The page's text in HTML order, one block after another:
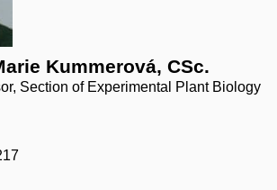
Kummerová, CSc.
Section of Experimental Plant Biology